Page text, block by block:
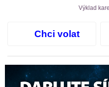
Výklad
Chci volat